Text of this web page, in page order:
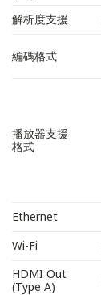
解析度支援
編碼格式
播放器支援
格式
Ethernet
Wi-Fi
HDMI Out
(Type A)